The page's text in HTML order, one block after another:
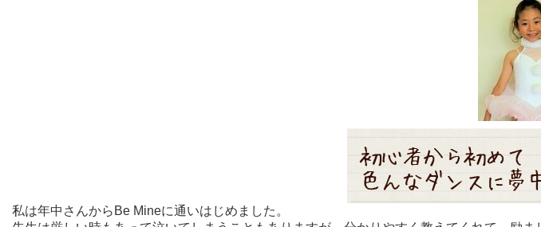
私は年中さんからBe Mineに通いはじめました。